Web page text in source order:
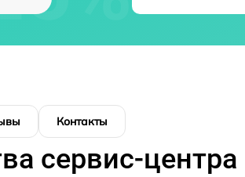
Контакты
сервис-центра